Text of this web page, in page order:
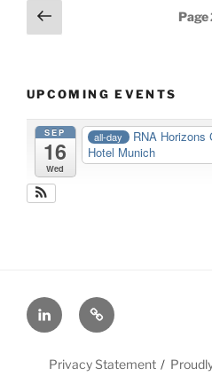
Posts
navigation
Previous
page
Page
UPCOMING EVENTS
SEP
16
Wed
all-day RNA Horizons
Hotel Munich
LinkedInX
Privacy Statement